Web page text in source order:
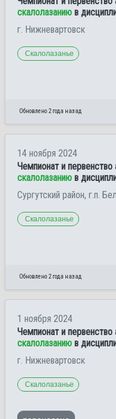
скалолазанию в
г. Нижневартовск
Скалолазанье
Обновлено 2 года назад
14 ноября 2024
Чемпионат и первенство
скалолазанию в
Сургутский район, г.п.
Скалолазанье
Обновлено 2 года назад
1 ноября 2024
Чемпионат и первенство
скалолазанию в
г. Нижневартовск
Скалолазанье